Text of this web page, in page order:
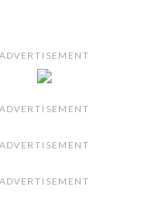
ADVERTISEMENT
ADVERTISEMENT
ADVERTISEMENT
ADVERTISEMENT